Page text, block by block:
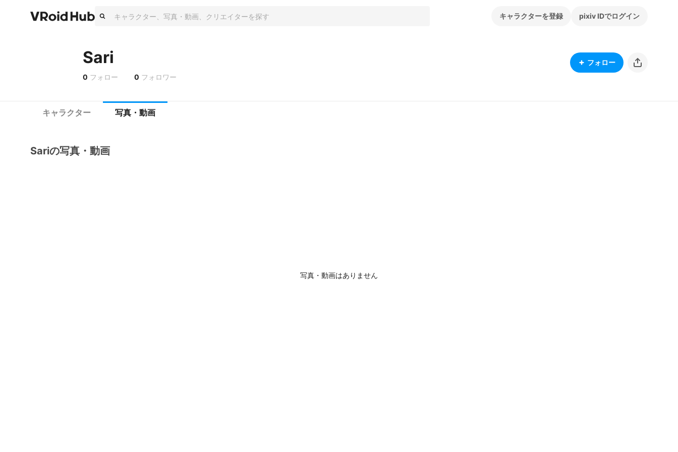
キャラクターを登録 pixiv IDでログイン
Sari
0 フォロー 0 フォロワー
フォロー
キャラクター 写真・動画
Sariの写真・動画
写真・動画はありません